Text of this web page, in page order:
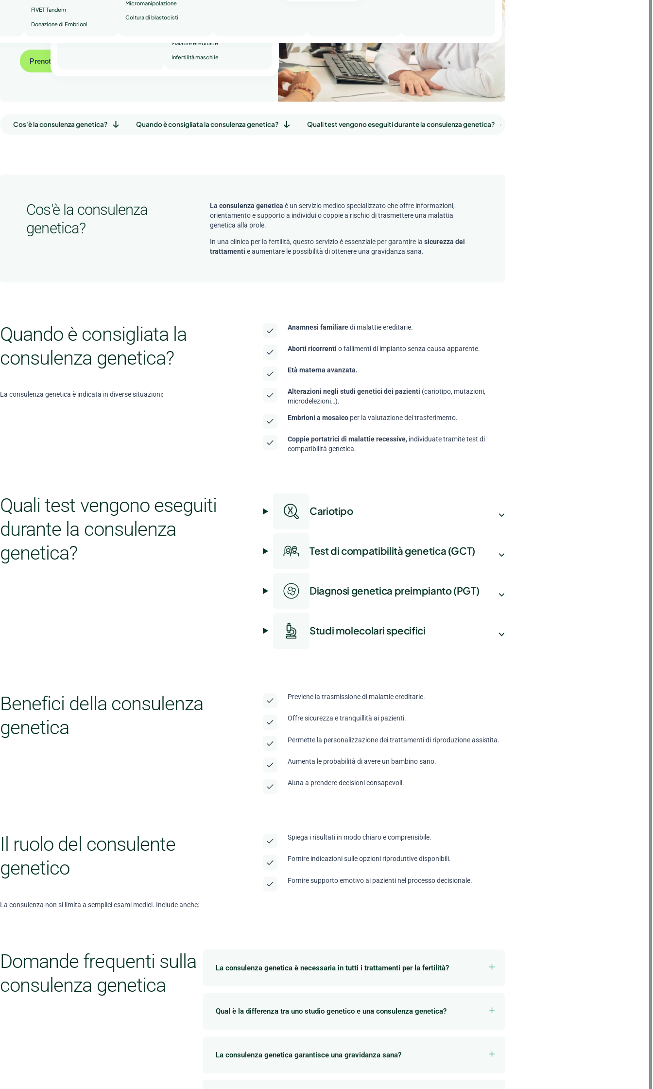
Aborti ricorrenti
Malattie ereditarie
Infertilità maschile
FIVET Tandem
Donazione di Embrioni
Micromanipolazione
Coltura di blastocisti
Test e servizi per la salute genetica
Prenota un appuntamento
Cos'è la consulenza genetica? Quando è consigliata la consulenza genetica? Quali test vengono eseguiti durante la consulenza genetica?
Cos'è la consulenza
genetica?
La consulenza genetica è un servizio medico specializzato che offre informazioni,
orientamento e supporto a individui o coppie a rischio di trasmettere una malattia
genetica alla prole.
In una clinica per la fertilità, questo servizio è essenziale per garantire la sicurezza dei
trattamenti e aumentare le possibilità di ottenere una gravidanza sana.
Quando è consigliata la
consulenza genetica?
La consulenza genetica è indicata in diverse situazioni:
Anamnesi familiaredi malattie ereditarie.
Aborti ricorrenti o fallimenti di impianto senza causa apparente.
Età materna avanzata.
Alterazioni negli studi genetici dei pazienti (cariotipo, mutazioni,
microdelezioni…).
Embrioni a mosaico per la valutazione del trasferimento.
Coppie portatrici di malattie recessive, individuate tramite test di
compatibilità genetica.
Quali test vengono eseguiti
durante la consulenza
genetica?
Cariotipo
Test di compatibilità genetica (GCT)
Diagnosi genetica preimpianto (PGT)
Studi molecolari specifici
Benefici della consulenza
genetica
Previene la trasmissione di malattie ereditarie.
Offre sicurezza e tranquillità ai pazienti.
Permette la personalizzazione dei trattamenti di riproduzione assistita.
Aumenta le probabilità di avere un bambino sano.
Aiuta a prendere decisioni consapevoli.
Il ruolo del consulente
genetico
La consulenza non si limita a semplici esami medici. Include anche:
Spiega i risultati in modo chiaro e comprensibile.
Fornire indicazioni sulle opzioni riproduttive disponibili.
Fornire supporto emotivo ai pazienti nel processo decisionale.
Domande frequenti sulla
consulenza genetica
La consulenza genetica è necessaria in tutti i trattamenti per la fertilità?
Qual è la differenza tra uno studio genetico e una consulenza genetica?
La consulenza genetica garantisce una gravidanza sana?